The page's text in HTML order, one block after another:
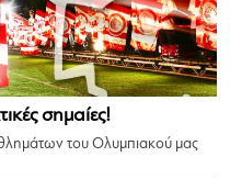
σημαίες!
του Ολυμπιακού μας